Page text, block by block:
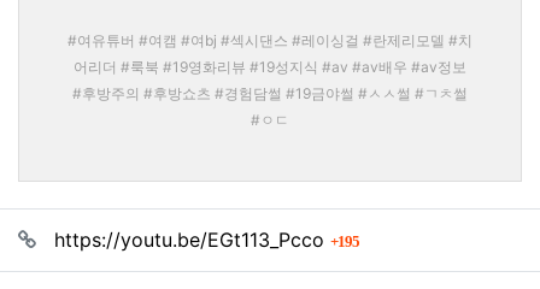
#여유튜버 #여캠 #여bj #섹시댄스 #레이싱걸 #란제리모델 #치
어리더 #룩북 #19영화리뷰 #19성지식 #av #av배우 #av정보
#후방주의 #후방쇼츠 #경험담썰 #19금야썰 #ㅅㅅ썰 #ㄱㅊ썰
#ㅇㄷ
관련자료
https://youtu.be/EGt113_Pcco 195회 연결